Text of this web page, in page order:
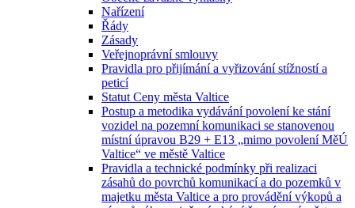
Nařízení
Řády
Zásady
Veřejnoprávní smlouvy
Pravidla pro přijímání a vyřizování stížností a
peticí
Statut Ceny města Valtice
Postup a metodika vydávání povolení ke stání
vozidel na pozemní komunikaci se stanovenou
místní úpravou B29 + E13 „mimo povolení MěÚ
Valtice“ ve městě Valtice
Pravidla a technické podmínky při realizaci
zásahů do povrchů komunikací a do pozemků v
majetku města Valtice a pro provádění výkopů a